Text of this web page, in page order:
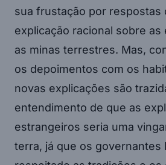
sua frustação por respostas
explicação racional sobre as
as minas terrestres. Mas,
os depoimentos com os
novas explicações são
entendimento de que as
estrangeiros seria uma
terra, já que os governantes